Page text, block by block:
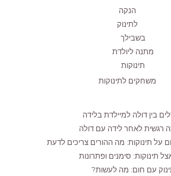
הנקה
לתינוק
בשבילך
מתנה ליולדת
תינוקות
משחקים לתינוקות
בין דולה למיילדת בלידה
רגשית לאחר לידה עם דולה
על תינוקות: מה ההורים צריכים לדעת
תינוקות: סימנים ופתרונות
עם חום: מה לעשות?